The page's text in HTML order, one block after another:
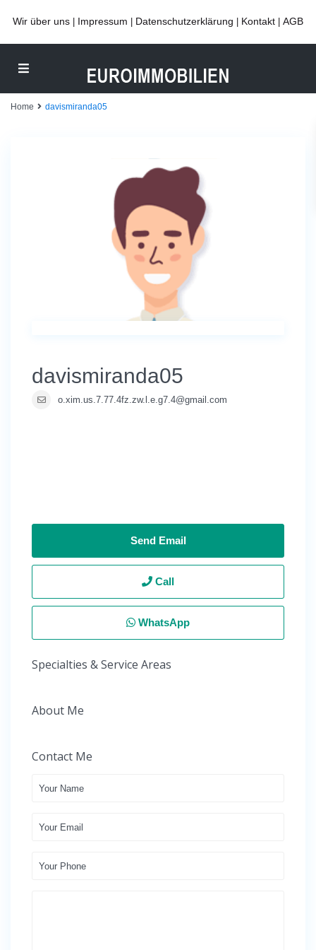
Wir über uns Impressum Datenschutzerklärung Kontakt AGB
Home davismiranda05
davismiranda05
o.xim.us.7.77.4fz.zw.l.e.g7.4@gmail.com
Send Email
Call
WhatsApp
Specialties & Service Areas
About Me
Contact Me